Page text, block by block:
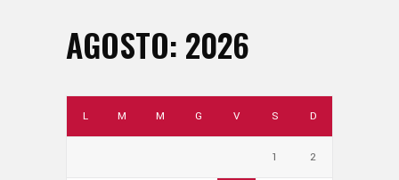
AGOSTO: 2026
L M M G V S D
1 2